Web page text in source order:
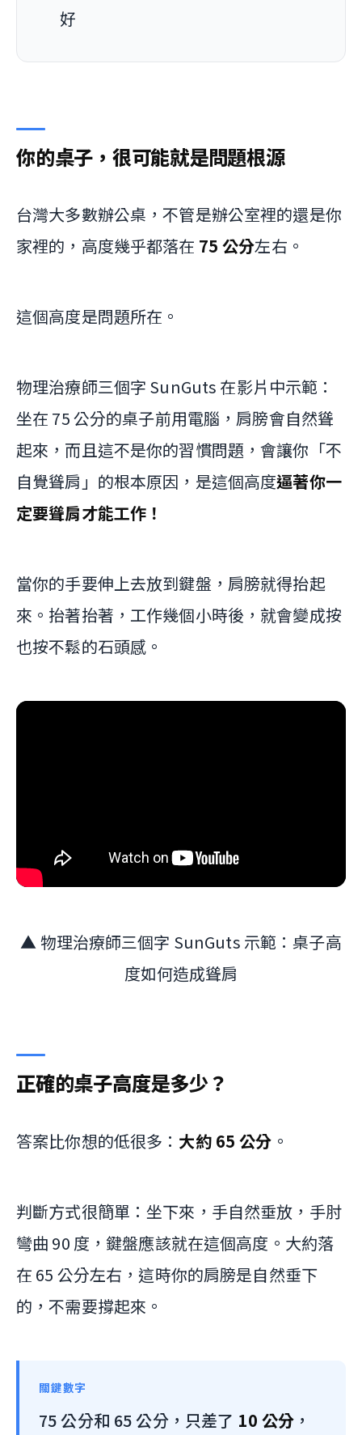
好
你的桌子，很可能就是問題根源
台灣大多數辦公桌，不管是辦公室裡的還是你
家裡的，高度幾乎都落在 75 公分左右。
這個高度是問題所在。
物理治療師三個字 SunGuts 在影片中示範：
坐在 75 公分的桌子前用電腦，肩膀會自然聳
起來，而且這不是你的習慣問題，會讓你「不
自覺聳肩」的根本原因，是這個高度逼著你一
定要聳肩才能工作！
當你的手要伸上去放到鍵盤，肩膀就得抬起
來。抬著抬著，工作幾個小時後，就會變成按
也按不鬆的石頭感。
▲ 物理治療師三個字 SunGuts 示範：桌子高
度如何造成聳肩
正確的桌子高度是多少？
答案比你想的低很多： 大約 65 公分 。
判斷方式很簡單：坐下來，手自然垂放，手肘
彎曲 90 度，鍵盤應該就在這個高度。大約落
在 65 公分左右，這時你的肩膀是自然垂下
的，不需要撐起來。
關鍵數字
75 公分和 65 公分，只差了 10 公分 ，